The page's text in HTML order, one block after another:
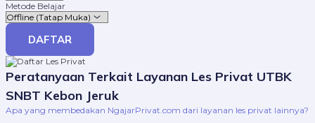
Metode Belajar
DAFTAR
Peratanyaan Terkait Layanan Les Privat UTBK
SNBT Kebon Jeruk
Apa yang membedakan NgajarPrivat.com dari layanan les privat lainnya?